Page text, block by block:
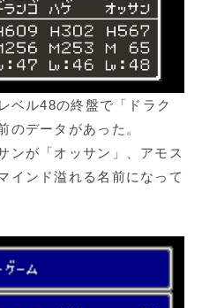
ベル48の終盤で「ドラク
のデータがあった。
ンが「オッサン」、アモス
インド溢れる名前になって